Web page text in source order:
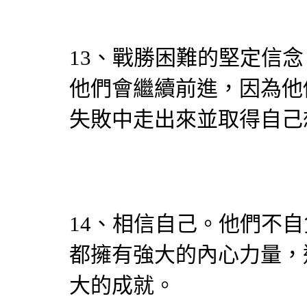
13、戰勝困難的堅定信
他們會繼續前進，因為
失敗中走出來並取得自
14、相信自己。他們不
都擁有強大的內心力量
大的成就。